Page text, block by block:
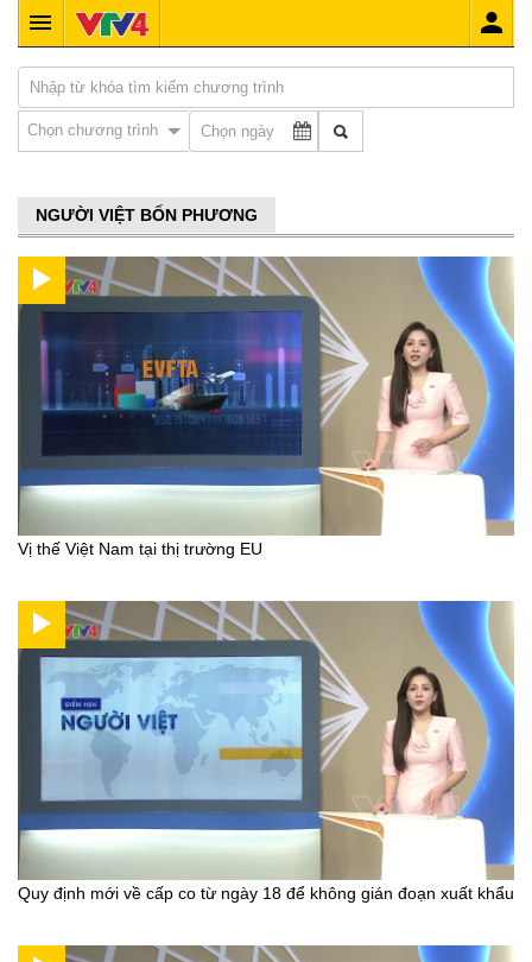
Chọn chương trình
NGƯỜI VIỆT BỐN PHƯƠNG
Vị thế Việt Nam tại thị trường EU
Quy định mới về cấp co từ ngày 18 để không gián đoạn xuất khẩu